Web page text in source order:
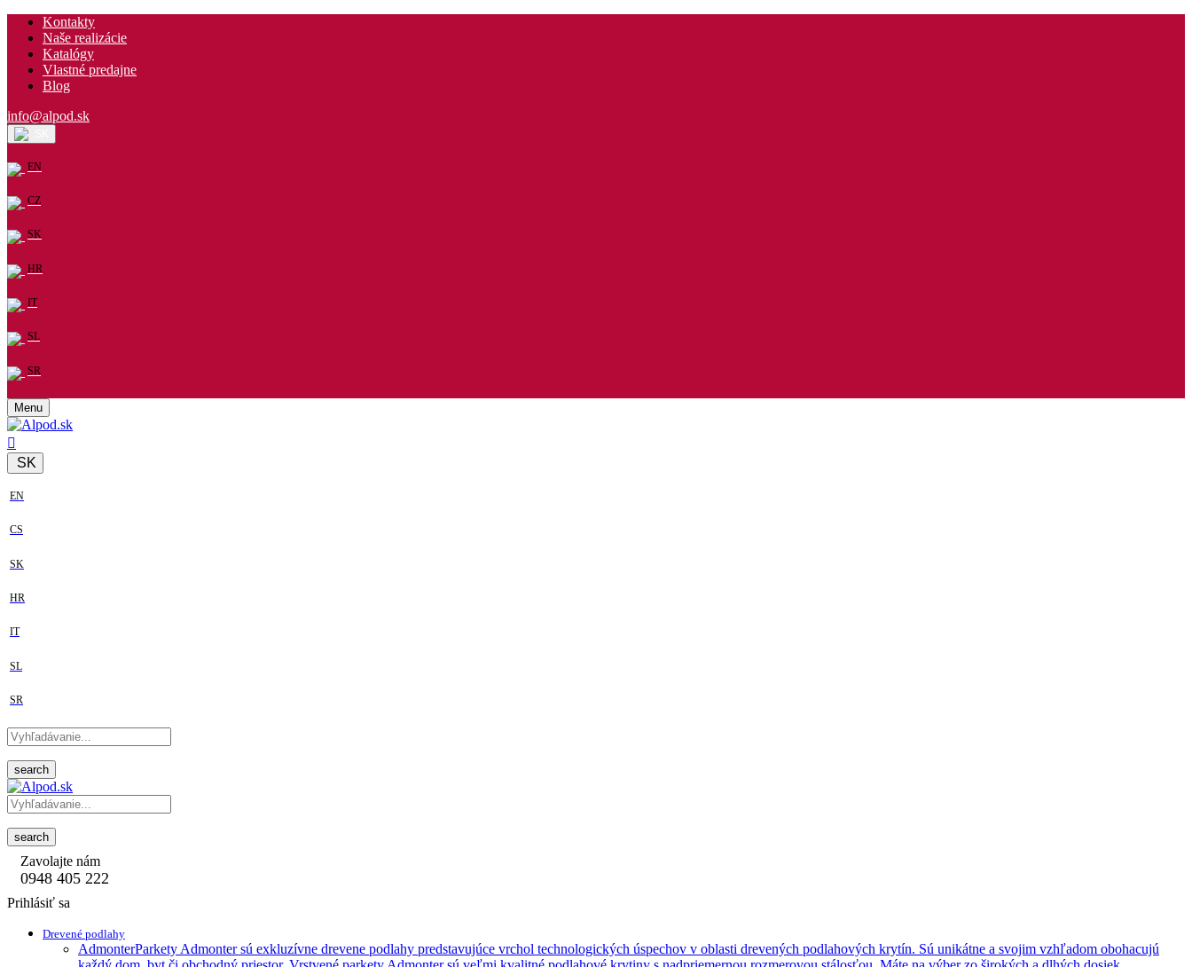
Kontakty
Naše realizácie
Katalógy
Vlastné predajne
Blog
info@alpod.sk
EN
CZ
SK
HR
IT
SL
SR
Menu
SK
EN
CS
SK
HR
IT
SL
SR
search
search
Zavolajte nám
0948 405 222
Prihlásiť sa
Drevené podlahy
AdmonterParkety Admonter sú exkluzívne drevene podlahy predstavujúce vrchol technologických úspechov v oblasti drevených podlahových krytín. Sú unikátne a svojim vzhľadom obohacujú